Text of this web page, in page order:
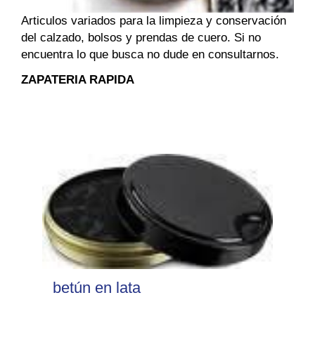
Articulos variados para la limpieza y conservación
del calzado, bolsos y prendas de cuero. Si no
encuentra lo que busca no dude en consultarnos.
ZAPATERIA RAPIDA
betún en lata